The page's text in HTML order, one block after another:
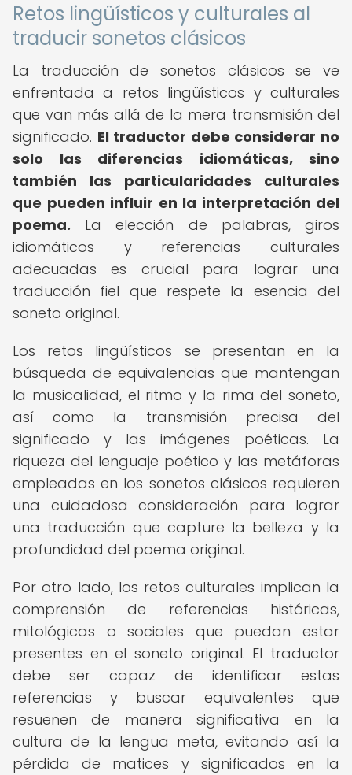
Retos lingüísticos y culturales al
traducir sonetos clásicos
La traducción de sonetos clásicos se ve
enfrentada a retos lingüísticos y culturales
que van más allá de la mera transmisión del
significado. El traductor debe considerar no
solo las diferencias idiomáticas, sino
también las particularidades culturales
que pueden influir en la interpretación del
poema. La elección de palabras, giros
idiomáticos y referencias culturales
adecuadas es crucial para lograr una
traducción fiel que respete la esencia del
soneto original.
Los retos lingüísticos se presentan en la
búsqueda de equivalencias que mantengan
la musicalidad, el ritmo y la rima del soneto,
así como la transmisión precisa del
significado y las imágenes poéticas. La
riqueza del lenguaje poético y las metáforas
empleadas en los sonetos clásicos requieren
una cuidadosa consideración para lograr
una traducción que capture la belleza y la
profundidad del poema original.
Por otro lado, los retos culturales implican la
comprensión de referencias históricas,
mitológicas o sociales que puedan estar
presentes en el soneto original. El traductor
debe ser capaz de identificar estas
referencias y buscar equivalentes que
resuenen de manera significativa en la
cultura de la lengua meta, evitando así la
pérdida de matices y significados en la